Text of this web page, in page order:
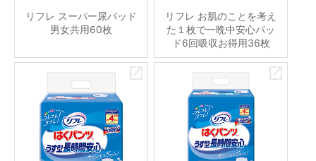
リフレ スーパー尿パッド
男女共用60枚
リフレ お肌のことを考え
た１枚で一晩中安心パッ
ド6回吸収お得用36枚